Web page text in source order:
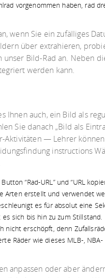
vorgenommen haben, rad
wenn Sie ein zufälliges
über extrahieren,
unser Bild-Rad an. Neben
werden kann.
Ihnen auch, ein Bild als
Sie danach „Bild als
Aktivitäten — Lehrer
instructions
“Rad-URL” und “URL
Arten erstellt und verwendet
es für absolut eine
sich bis hin zu zum Stillstand.
nicht erschöpft, denn
Räder wie dieses MLB-,
anpassen oder aber